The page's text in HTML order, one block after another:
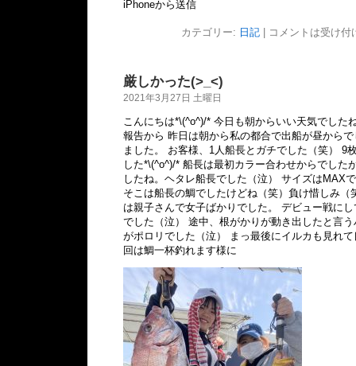
iPhoneから送信
カテゴリー: 日記| コメントは受け付
厳しかった(>_<)
2021年3月27日 土曜日
こんにちは*\(^o^)/* 今日も朝からいい天気でした
報告から 昨日は朝から私の都合で出船が昼から
ました。 お客様、1人船長とガチでした（笑） 9
した*\(^o^)/* 船長は最初カラー合わせからでした
したね。ヘタレ船長でした（泣） サイズはMAX
そこは船長の鯛でしたけどね（笑）負け惜しみ（
は親子さんで女子ばかりでした。 デビュー戦に
でした（泣） 途中、根がかりが動き出したと言
がポロリでした（泣） まっ最後にイルカも見れ
回は鯛一杯釣れます様に